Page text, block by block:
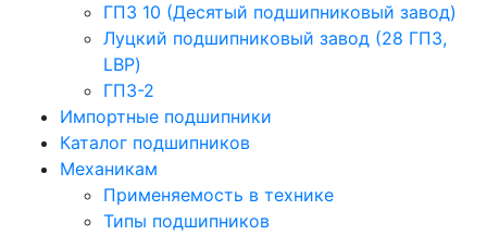
ГПЗ 10 (Десятый подшипниковый завод)
Луцкий подшипниковый завод (28 ГПЗ,
LBP)
ГПЗ-2
Импортные подшипники
Каталог подшипников
Механикам
Применяемость в технике
Типы подшипников